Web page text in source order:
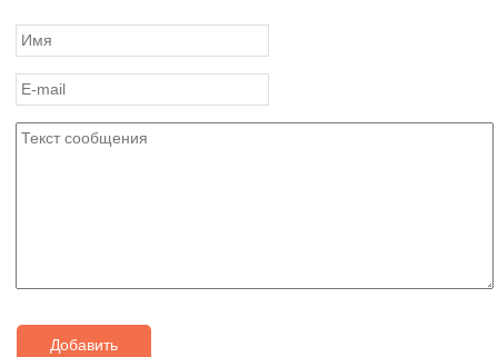
Добавить